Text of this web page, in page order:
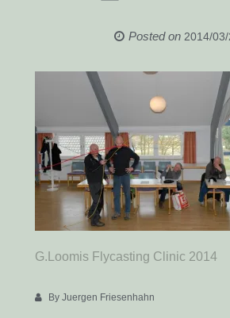
Posted on 2014/
G.Loomis Flycasting Clinic 2014
ByJuergen Friesenhahn